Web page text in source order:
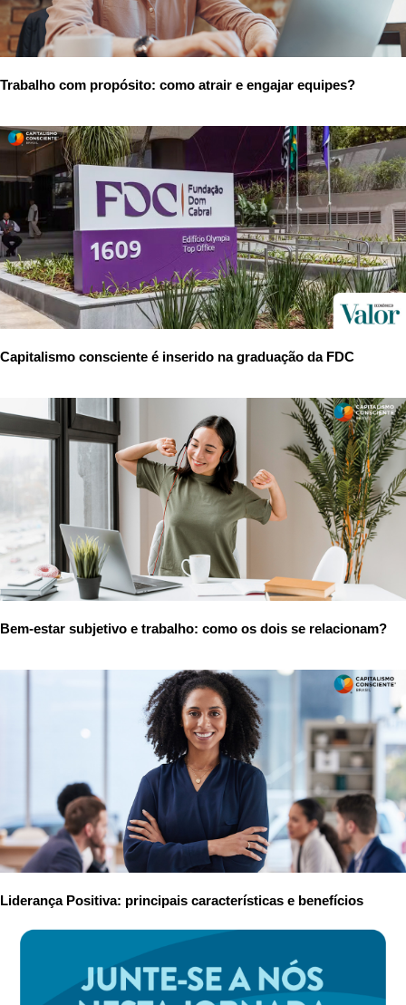
Trabalho com propósito: como atrair e engajar equipes?
Capitalismo consciente é inserido na graduação da FDC
Bem-estar subjetivo e trabalho: como os dois se relacionam?
Liderança Positiva: principais características e benefícios